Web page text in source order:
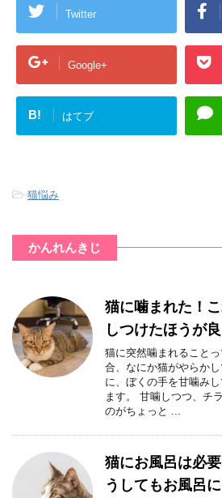
Twitter
Google+
B! はてブ
-猫悩み
かんれんきじ
猫に噛まれた！
しつけたほうが
猫に突然噛まれること
合、なにか猫がやらか
に、ぼくの手を甘噛み
ます。 甘噛しつつ、チ
のがちょっと ...
猫にお風呂は必
うしてもお風呂